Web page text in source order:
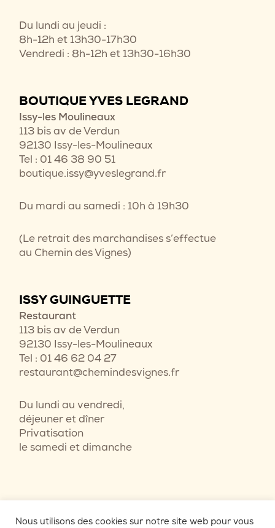
Du lundi au jeudi :
8h-12h et 13h30-17h30
Vendredi : 8h-12h et 13h30-16h30
BOUTIQUE YVES LEGRAND
Issy-les Moulineaux
113 bis av de Verdun
92130 Issy-les-Moulineaux
Tel : 01 46 38 90 51
boutique.issy@yveslegrand.fr
Du mardi au samedi : 10h à 19h30
(Le retrait des marchandises s’effectue
au Chemin des Vignes)
ISSY GUINGUETTE
Restaurant
113 bis av de Verdun
92130 Issy-les-Moulineaux
Tel : 01 46 62 04 27
restaurant@chemindesvignes.fr
Du lundi au vendredi,
déjeuner et dîner
Privatisation
le samedi et dimanche
Nous utilisons des cookies sur notre site web pour vous